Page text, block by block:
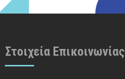
Στοιχεία Επικοινωνίας